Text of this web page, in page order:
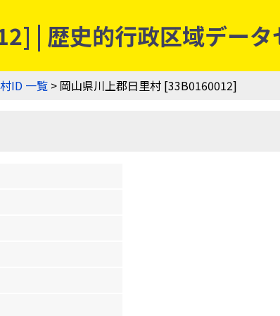
| 歴史的行政区域デー
ID 一覧 > 岡山県川上郡日里村 [33B0160012]